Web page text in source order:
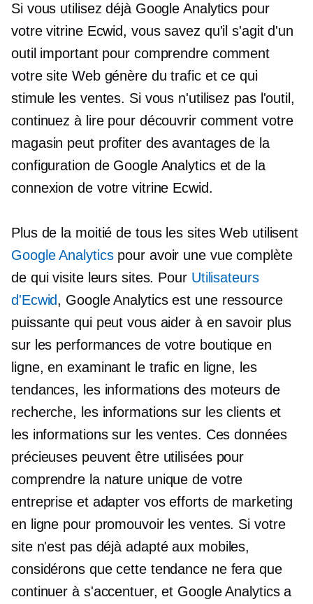
Si vous utilisez déjà Google Analytics pour
votre vitrine Ecwid, vous savez qu'il s'agit d'un
outil important pour comprendre comment
votre site Web génère du trafic et ce qui
stimule les ventes. Si vous n'utilisez pas l'outil,
continuez à lire pour découvrir comment votre
magasin peut profiter des avantages de la
configuration de Google Analytics et de la
connexion de votre vitrine Ecwid.
Plus de la moitié de tous les sites Web utilisent
Google Analyticspour avoir une vue complète
de qui visite leurs sites. Pour Utilisateurs
d'Ecwid, Google Analytics est une ressource
puissante qui peut vous aider à en savoir plus
sur les performances de votre boutique en
ligne, en examinant le trafic en ligne, les
tendances, les informations des moteurs de
recherche, les informations sur les clients et
les informations sur les ventes. Ces données
précieuses peuvent être utilisées pour
comprendre la nature unique de votre
entreprise et adapter vos efforts de marketing
en ligne pour promouvoir les ventes. Si votre
site n'est pas déjà adapté aux mobiles,
considérons que cette tendance ne fera que
continuer à s'accentuer, et Google Analytics a